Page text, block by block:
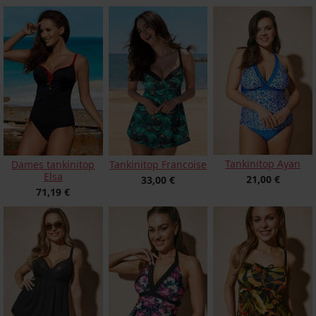
Dames tankinitop
Elsa
71,19 €
Tankinitop Francoise
33,00 €
Tankinitop Ayan
21,00 €